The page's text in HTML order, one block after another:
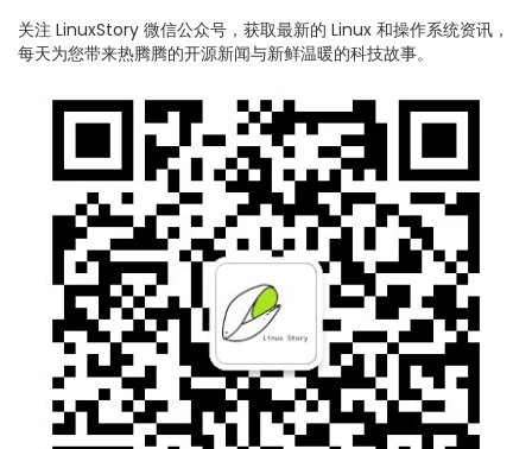
关注 LinuxStory 微信公众号，获取最新的 Linux 和操作系统资讯，
每天为您带来热腾腾的开源新闻与新鲜温暖的科技故事。